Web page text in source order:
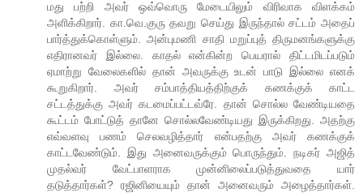
மது பற்றி அவர் ஒவ்வொரு மேடையிலும் விரிவாக விளக்கம்
அளிக்கிறார். கா.வெ.குரு தவறு செய்து இருந்தால் சட்டம் அதைப்
பார்த்துக்கொள்ளும். அன்புமணி சாதி மறுப்புத் திருமனங்களுக்கு
எதிரானவர் இல்லை. காதல் என்கின்ற பெயரால் திட்டமிடப்படும்
ஏமாற்று வேலைகளில் தான் அவருக்கு உடன் பாடு இல்லை எனக்
கூறுகிறார். அவர் சம்பாத்தியத்திற்குக் கணக்குக் காட்ட
சட்டத்துக்கு அவர் கடமைப்பட்டவ்ரே. தான் சொல்ல வேண்டியதை
கூட்டம் போட்டுத் தானே சொல்லவேண்டியது இருக்கிறது. அதற்கு
எவ்வளவு பணம் செலவழித்தார் என்பதற்கு அவர் கணக்குக்
காட்டவேண்டும். இது அனைவருக்கும் பொருந்தும். நடிகர் அஜித்
முதல்வர் வேட்பாளராக முன்னிலைப்படுத்துவதை யார்
தடுத்தார்கள்? ரஜினியையும் தான் அனைவரும் அழைத்தார்கள்.